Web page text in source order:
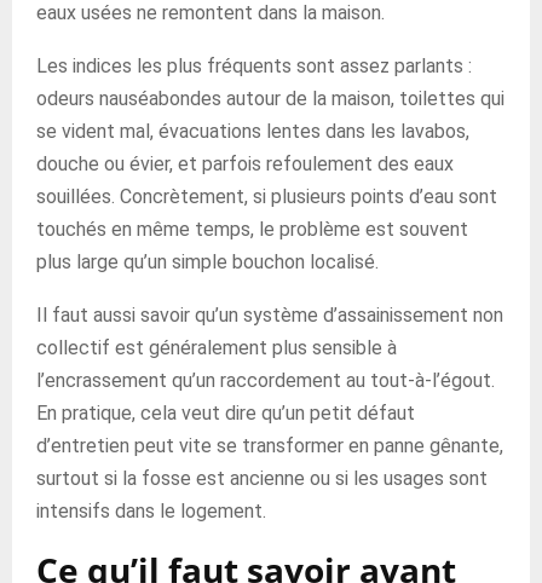
eaux usées ne remontent dans la maison.
Les indices les plus fréquents sont assez parlants :
odeurs nauséabondes autour de la maison, toilettes qui
se vident mal, évacuations lentes dans les lavabos,
douche ou évier, et parfois refoulement des eaux
souillées. Concrètement, si plusieurs points d’eau sont
touchés en même temps, le problème est souvent
plus large qu’un simple bouchon localisé.
Il faut aussi savoir qu’un système d’assainissement non
collectif est généralement plus sensible à
l’encrassement qu’un raccordement au tout-à-l’égout.
En pratique, cela veut dire qu’un petit défaut
d’entretien peut vite se transformer en panne gênante,
surtout si la fosse est ancienne ou si les usages sont
intensifs dans le logement.
Ce qu’il faut savoir avant